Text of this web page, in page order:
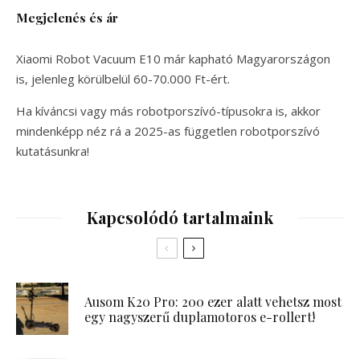
Megjelenés és ár
Xiaomi Robot Vacuum E10 már kapható Magyarországon
is, jelenleg körülbelül 60-70.000 Ft-ért.
Ha kíváncsi vagy más robotporszívó-típusokra is, akkor
mindenképp néz rá a 2025-as független robotporszívó
kutatásunkra!
Kapcsolódó tartalmaink
Ausom K20 Pro: 200 ezer alatt vehetsz most
egy nagyszerű duplamotoros e-rollert!